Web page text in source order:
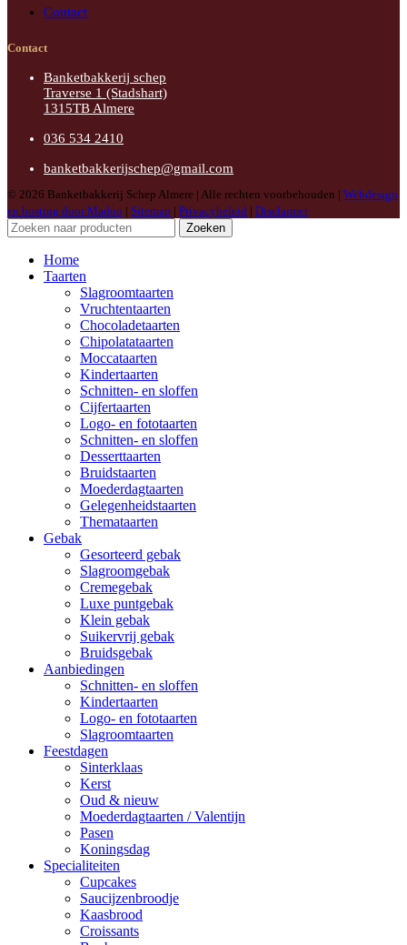
Contact
Contact
Banketbakkerij schep
Traverse 1 (Stadshart)
1315TB Almere
036 534 2410
banketbakkerijschep@gmail.com
© 2026 Banketbakkerij Schep Almere | Alle rechten voorbehouden | Webdesign
en hosting door Madoo | Sitemap | Privacybeleid | Disclaimer
Zoeken
Home
Taarten
Slagroomtaarten
Vruchtentaarten
Chocoladetaarten
Chipolatataarten
Moccataarten
Kindertaarten
Schnitten- en sloffen
Cijfertaarten
Logo- en fototaarten
Schnitten- en sloffen
Desserttaarten
Bruidstaarten
Moederdagtaarten
Gelegenheidstaarten
Themataarten
Gebak
Gesorteerd gebak
Slagroomgebak
Cremegebak
Luxe puntgebak
Klein gebak
Suikervrij gebak
Bruidsgebak
Aanbiedingen
Schnitten- en sloffen
Kindertaarten
Logo- en fototaarten
Slagroomtaarten
Feestdagen
Sinterklaas
Kerst
Oud & nieuw
Moederdagtaarten / Valentijn
Pasen
Koningsdag
Specialiteiten
Cupcakes
Saucijzenbroodje
Kaasbrood
Croissants